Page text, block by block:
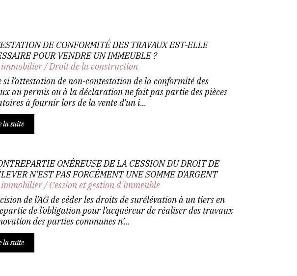
DE CONFORMITÉ DES TRAVAUX EST-ELLE
POUR VENDRE UN IMMEUBLE ?
/Droit de la construction
si l’attestation de non-contestation de la conformité des
au permis ou à la déclaration ne fait pas partie des pièces
à fournir lors de la vente d’un i...
la suite
ONÉREUSE DE LA CESSION DU DROIT DE
N’EST PAS FORCÉMENT UNE SOMME D’ARGENT
/Cession et gestion d'immeuble
de l’AG de céder les droits de surélévation à un tiers en
de l’obligation pour l’acquéreur de réaliser des travaux
des parties communes n’...
la suite